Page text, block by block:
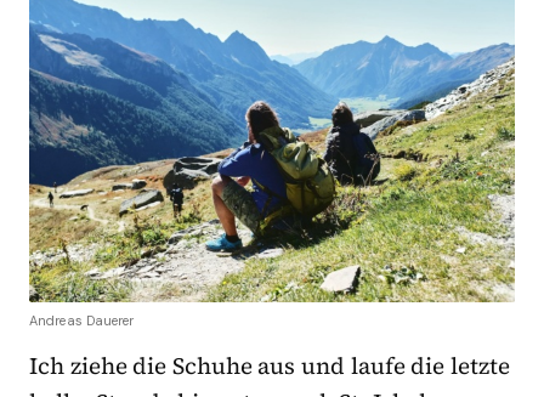
Andreas Dauerer
Ich ziehe die Schuhe aus und laufe die letzte